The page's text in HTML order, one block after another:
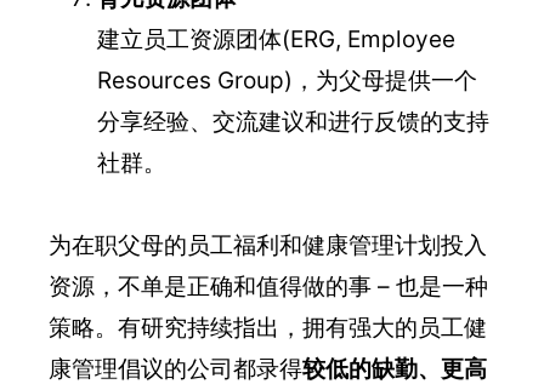
建立员工资源团体(ERG, Employee
Resources Group)，为父母提供一个
分享经验、交流建议和进行反馈的支持
社群。
为在职父母的员工福利和健康管理计划投入
资源，不单是正确和值得做的事 – 也是一种
策略。有研究持续指出，拥有强大的员工健
康管理倡议的公司都录得较低的缺勤、更高